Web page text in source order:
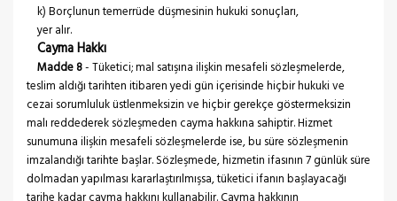
k) Borçlunun temerrüde düşmesinin hukuki sonuçları,
yer alır.
Cayma Hakkı
Madde 8- Tüketici; mal satışına ilişkin mesafeli sözleşmelerde,
teslim aldığı tarihten itibaren yedi gün içerisinde hiçbir hukuki ve
cezai sorumluluk üstlenmeksizin ve hiçbir gerekçe göstermeksizin
malı reddederek sözleşmeden cayma hakkına sahiptir. Hizmet
sunumuna ilişkin mesafeli sözleşmelerde ise, bu süre sözleşmenin
imzalandığı tarihte başlar. Sözleşmede, hizmetin ifasının 7 günlük süre
dolmadan yapılması kararlaştırılmışsa, tüketici ifanın başlayacağı